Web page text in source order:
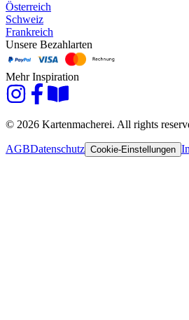
Österreich
Schweiz
Frankreich
Unsere Bezahlarten
Mehr Inspiration
© 2026 Kartenmacherei. All rights
AGBDatenschutz Cookie-Einstellungen